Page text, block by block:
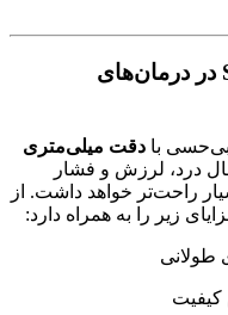
مزایای استفاده از مدل Suer Pen در درمان‌های
دقت میلی‌متری
درد، لرزش و فشار
راحت‌تر خواهد داشت. از
زیر را به همراه دارد:
طولانی